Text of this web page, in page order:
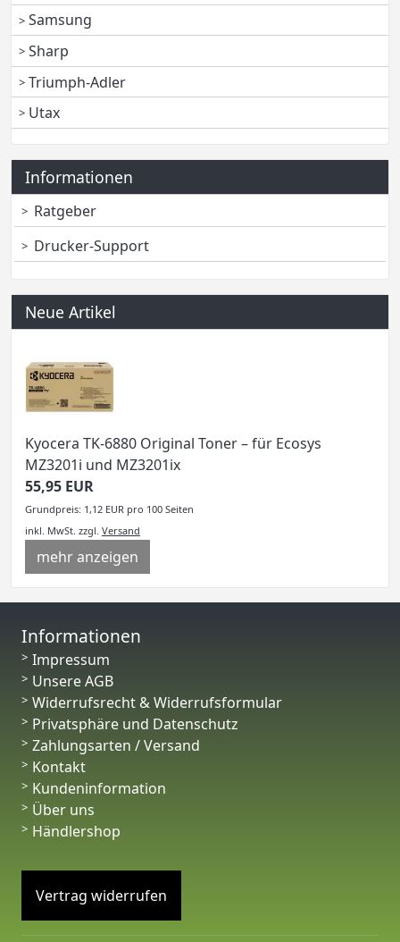
Samsung
Sharp
Triumph-Adler
Utax
Informationen
Ratgeber
Drucker-Support
Neue Artikel
Kyocera TK-6880 Original Toner – für Ecosys
MZ3201i und MZ3201ix
55,95 EUR
Grundpreis: 1,12 EUR pro 100 Seiten
inkl. MwSt. zzgl. Versand
mehr anzeigen
Informationen
Impressum
Unsere AGB
Widerrufsrecht & Widerrufsformular
Privatsphäre und Datenschutz
Zahlungsarten / Versand
Kontakt
Kundeninformation
Über uns
Händlershop
Vertrag widerrufen